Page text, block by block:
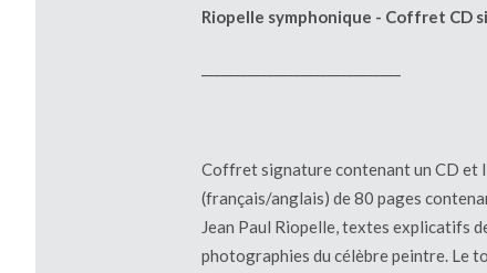
Riopelle symphonique - Coffret CD
Coffret signature contenant un CD et
(français/anglais) de 80 pages
Jean Paul Riopelle, textes explicatifs
photographies du célèbre peintre. Le